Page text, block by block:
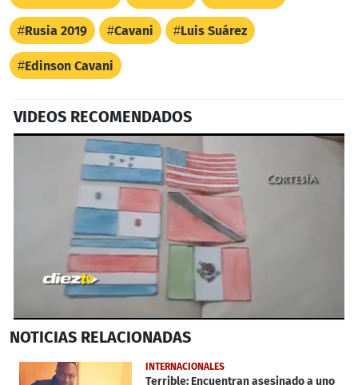
Rusia 2019 Cavani Luis Suárez
Edinson Cavani
VIDEOS RECOMENDADOS
seconds
5
minutes,
NOTICIAS RELACIONADAS
INTERNACIONALES
Terrible: Encuentran asesinado a uno